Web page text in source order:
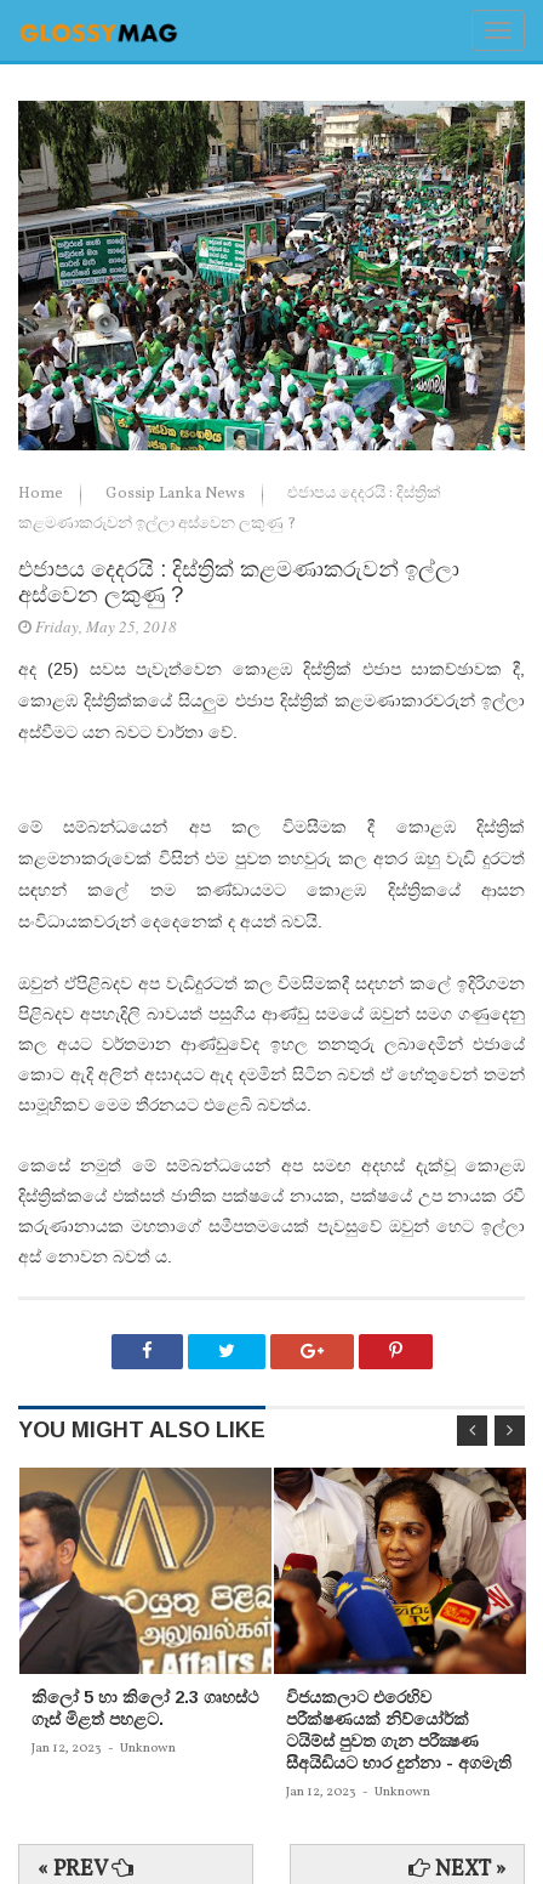
Home Gossip Lanka News
එජාපය දෙදරයි : දිස්ත්‍රික්
කළමණාකරුවන් ඉල්ලා අස්වෙන ලකුණු ?
එජාපය දෙදරයි : දිස්ත්‍රික් කළමණාකරුවන් ඉල්ලා
අස්වෙන ලකුණු ?
Friday, May 25, 2018
අද (25) සවස පැවැත්වෙන කොළඹ දිස්ත්‍රික් එජාප සාකච්ඡාවක දී,
කොළඹ දිස්ත්‍රික්කයේ සියලුම එජාප දිස්ත්‍රික් කළමණාකාරවරුන් ඉල්ලා
අස්වීමට යන බවට වාර්තා වේ.
මේ සම්බන්ධයෙන් අප කල විමසීමක දී කොළඹ දිස්ත්‍රික්
කළමනාකරුවෙක් විසින් එම පුවත තහවුරු කල අතර ඔහු වැඩි දුරටත්
සඳහන් කලේ තම කණ්ඩායමට කොළඹ දිස්ත්‍රිකයේ ආසන
සංවිධායකවරුන් දෙදෙනෙක් ද අයත් බවයි.
ඔවුන් ඒපිළිබදව අප වැඩිදුරටත් කල විමසිමකදී සදහන් කලේ ඉදිරිගමන
පිළිබදව අපහැදිලි බාවයත් පසුගිය ආණ්ඩු සමයේ ඔවුන් සමග ගණුදෙනු
කල අයට වර්තමාන ආණ්ඩුවේද ඉහල තනතුරු ලබාදෙමින් එජායේ
කොට ඇදි අලින් අඝාදයට ඇද දමමින් සිටින බවත් ඒ හේතුවෙන් තමන්
සාමූහිකව මෙම තීරනයට එළෙබි බවත්ය.
කෙසේ නමුත් මේ සම්බන්ධයෙන් අප සමඟ අදහස් දැක්වූ කොළඹ
දිස්ත්‍රික්කයේ එක්සත් ජාතික පක්ෂයේ නායක, පක්ෂයේ උප නායක රවී
කරුණානායක මහතාගේ සමීපතමයෙක් පැවසුවේ ඔවුන් හෙට ඉල්ලා
අස් නොවන බවත් ය.
YOU MIGHT ALSO LIKE
කිලෝ 5 හා කිලෝ 2.3 ගෘහස්ථ
ගෑස් මිළත් පහළට.
Jan 12, 2023 - Unknown
විජයකලාට එරෙහිව
පරීක්‌ෂණයක්‌ නිව්යෝර්ක්‌
ටයිම්ස්‌ පුවත ගැන පරීක්‍ෂණ
සීඅයිඩියට භාර දුන්නා - අගමැති
Jan 12, 2023 - Unknown
« PREV NEXT »